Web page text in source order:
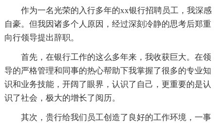
作为一名光荣的入行多年的xx银行招聘员工，我深感
自豪。但我因诸多个人原因，经过深刻冷静的思考后郑重
向行领导提出辞职。
首先，在银行工作的这么多年来，我收获巨大。在领
导的严格管理和同事的热心帮助下我掌握了很多的专业知
识和业务技能，开阔了眼界，认识了自己，更重要的是认
识了社会，极大的增长了阅历。
其次，贵行给我们员工创造了良好的工作环境，一事